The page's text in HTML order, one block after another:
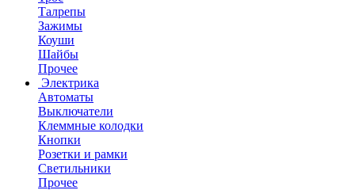
Талрепы
Зажимы
Коуши
Шайбы
Прочее
Электрика
Автоматы
Выключатели
Клеммные колодки
Кнопки
Розетки и рамки
Светильники
Прочее